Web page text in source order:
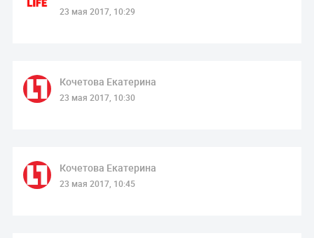
23 мая 2017, 10:29
Кочетова Екатерина
23 мая 2017, 10:30
Кочетова Екатерина
23 мая 2017, 10:45